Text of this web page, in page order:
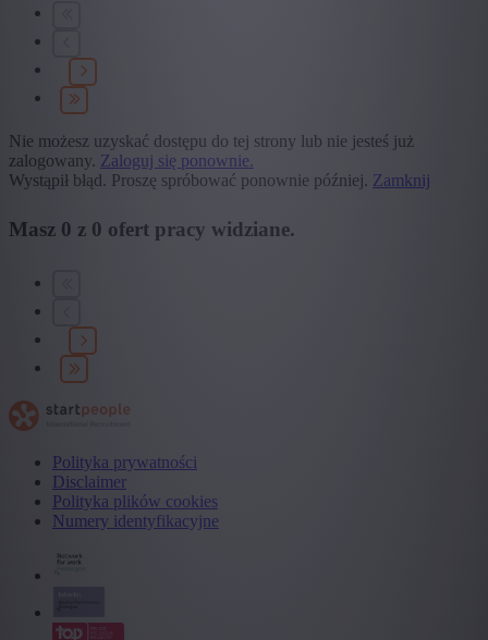
Nie możesz uzyskać dostępu do tej strony lub nie jesteś już
zalogowany. Zaloguj się ponownie.
Wystąpił błąd. Proszę spróbować ponownie później. Zamknij
Masz 0 z 0 ofert pracy widziane.
Polityka prywatności
Disclaimer
Polityka plików cookies
Numery identyfikacyjne